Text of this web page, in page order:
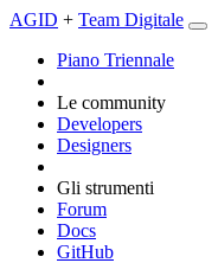
AGID + Team Digitale
Piano Triennale
Le community
Developers
Designers
Gli strumenti
Forum
Docs
GitHub